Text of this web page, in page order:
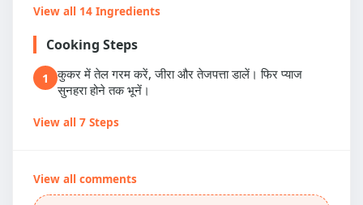
View all 14 Ingredients
Cooking Steps
1
कुकर में तेल गरम करें, जीरा और तेजपत्ता डालें। फिर प्याज
सुनहरा होने तक भूनें।
View all 7 Steps
View all comments